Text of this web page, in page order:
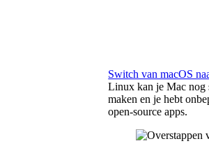
Switch van macOS
Linux kan je Mac nog
maken en je hebt
open-source apps.